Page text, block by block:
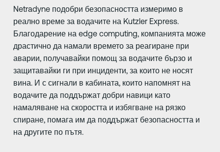
Netradyne подобри безопасността измеримо в
реално време за водачите на Kutzler Express.
Благодарение на edge computing, компанията може
драстично да намали времето за реагиране при
аварии, получавайки помощ за водачите бързо и
защитавайки ги при инциденти, за които не носят
вина. И с сигнали в кабината, които напомнят на
водачите да поддържат добри навици като
намаляване на скоростта и избягване на рязко
спиране, помага им да поддържат безопасността и
на другите по пътя.